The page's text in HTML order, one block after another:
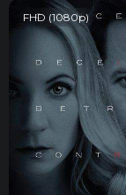
FHD (1080p)